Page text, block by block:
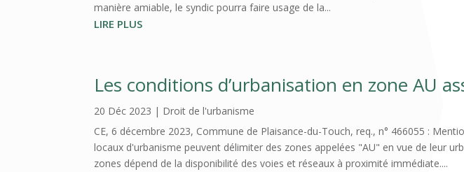
manière amiable, le syndic pourra faire usage de la...
LIRE PLUS
Les conditions d’urbanisation en zone AU
20 Déc 2023 | Droit de l'urbanisme
CE, 6 décembre 2023, Commune de Plaisance-du-Touch, req., n° 466055 :
locaux d'urbanisme peuvent délimiter des zones appelées "AU" en vue de leur
zones dépend de la disponibilité des voies et réseaux à proximité immédiate....